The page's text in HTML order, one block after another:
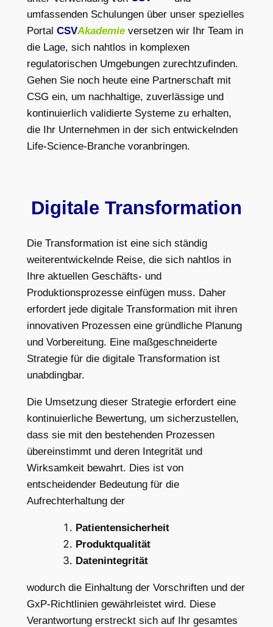
umfassenden Schulungen über unser spezielles
Portal CSVAkademieversetzen wir Ihr Team in
die Lage, sich nahtlos in komplexen
regulatorischen Umgebungen zurechtzufinden.
Gehen Sie noch heute eine Partnerschaft mit
CSG ein, um nachhaltige, zuverlässige und
kontinuierlich validierte Systeme zu erhalten,
die Ihr Unternehmen in der sich entwickelnden
Life-Science-Branche voranbringen.
Digitale Transformation
Die Transformation ist eine sich ständig
weiterentwickelnde Reise, die sich nahtlos in
Ihre aktuellen Geschäfts- und
Produktionsprozesse einfügen muss. Daher
erfordert jede digitale Transformation mit ihren
innovativen Prozessen eine gründliche Planung
und Vorbereitung. Eine maßgeschneiderte
Strategie für die digitale Transformation ist
unabdingbar.
Die Umsetzung dieser Strategie erfordert eine
kontinuierliche Bewertung, um sicherzustellen,
dass sie mit den bestehenden Prozessen
übereinstimmt und deren Integrität und
Wirksamkeit bewahrt. Dies ist von
entscheidender Bedeutung für die
Aufrechterhaltung der
Patientensicherheit
Produktqualität
Datenintegrität
wodurch die Einhaltung der Vorschriften und der
GxP-Richtlinien gewährleistet wird. Diese
Verantwortung erstreckt sich auf Ihr gesamtes